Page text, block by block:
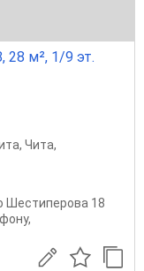
28 м², 1/9 эт.
, Чита,
Шестиперова 18